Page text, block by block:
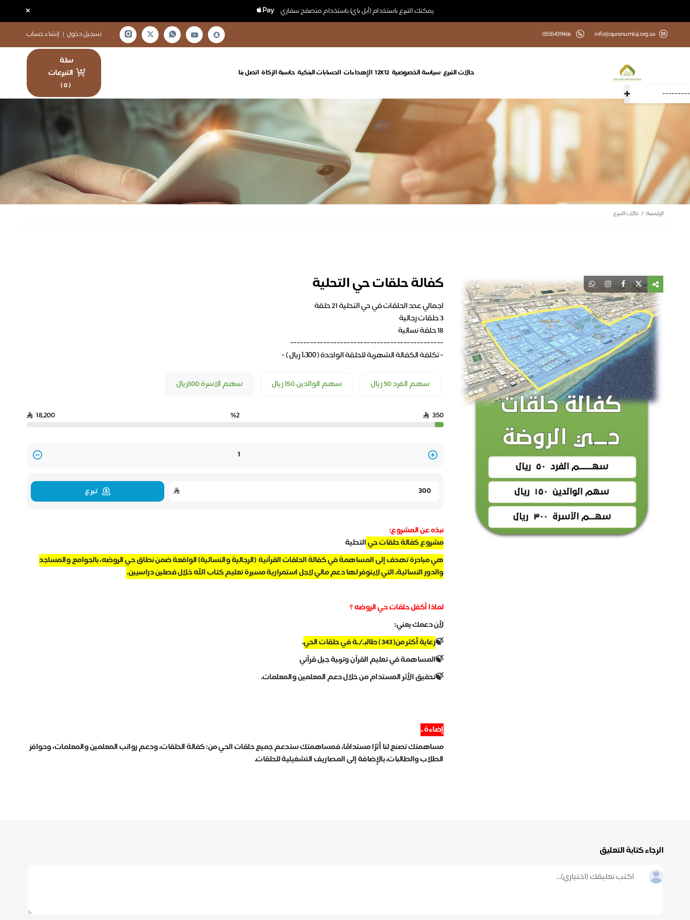
يمكنك التبرع باستخدام (أبل باي) باستخدام متصفح سفاري ×
---------
info@quranumluj.org.sa
0555439466 تسجيل دخول | إنشاء حساب
حالات التبرع سياسة الخصوصية 12X12 الإهداءات الحسابات البنكية حاسبة الزكاة اتصل بنا
سلة
التبرعات
(
0
)
الرئيسية حالات التبرع
كفالة حلقات حي التحلية
- تكلفة الكفالة الشهرية للحلقة الواحدة ( ١،٣٠٠ ريال ) -
سهم الفرد 50 ريال سهم الوالدين 150 ريال سهم الاسرة 300ريال
350
%2
18,200
Quantity
تبرع
نبذه عن المشروع:
مشروع كفالة حلقات حيالتحلية
هي مبادرة تهدف إلى المساهمة في كفالة الحلقات القرآنية (الرجالية والنسائية) الواقعة ضمن نطاق حي الروضه، بالجوامع والمساجد
والدور النسائية، التي لايتوفر لها دعم مالي لاجل استمرارية مسيرة تعليم كتاب الله خلال فصلين دراسيين.
لماذا أكفل حلقات حي الروضه ؟
لأن دعمك يعني:
🍃رعاية أكثر من( 343 ) طالبـ/ـة في حلقات الحي
.
🍃المساهمة في تعليم القرآن وتربية جيل قرآني
🍃تحقيق الأثر المستدام من خلال دعم المعلمين والمعلمات.
إضاءة ..
مساهمتك تصنع لنا أثرًا مستدامًا، فمساهمتك ستدعم جميع حلقات الحي من: كفالة الحلقات، ودعم رواتب المعلمين والمعلمات، وحوافز
الطلاب والطالبات، بالإضافة إلى المصاريف التشغيلية للحلقات.
الرجاء كتابة التعليق